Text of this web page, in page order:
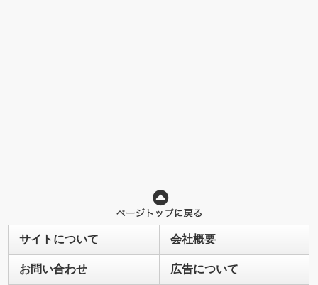
サイトについて 会社概要
お問い合わせ 広告について